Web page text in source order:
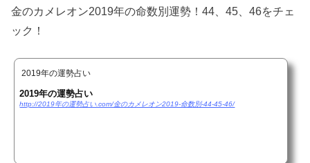
金のカメレオン2019年の命数別運勢！44、45、46をチェ
ック！
2019年の運勢占い
2019年の運勢占い
http://2019年の運勢占い.com/金のカメレオン2019-命数別-44-45-46/